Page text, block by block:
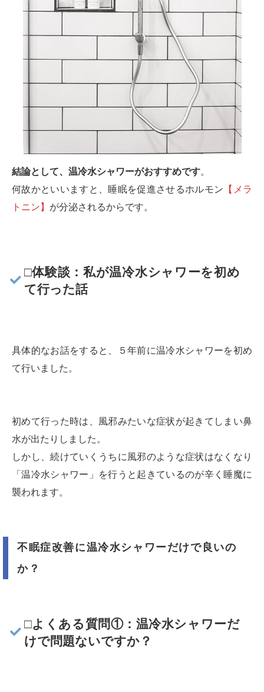
結論として、温冷水シャワーがおすすめです。
何故かといいますと、睡眠を促進させるホルモン 【メラ
トニン】 が分泌されるからです。
□体験談：私が温冷水シャワーを初め
て行った話
具体的なお話をすると、５年前に温冷水シャワーを初め
て行いました。
初めて行った時は、風邪みたいな症状が起きてしまい鼻
水が出たりしました。
しかし、続けていくうちに風邪のような症状はなくなり
「温冷水シャワー」を行うと起きているのが辛く睡魔に
襲われます。
不眠症改善に温冷水シャワーだけで良いの
か？
□よくある質問①：温冷水シャワーだ
けで問題ないですか？